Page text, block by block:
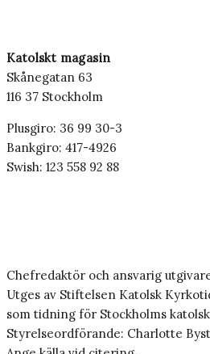
Katolskt magasin
Skånegatan 63
116 37 Stockholm
Plusgiro: 36 99 30-3
Bankgiro: 417-4926
Swish: 123 558 92 88
Chefredaktör och ansvarig
Utges av Stiftelsen Katolsk
som tidning för Stockholms
Styrelseordförande: Charlotte